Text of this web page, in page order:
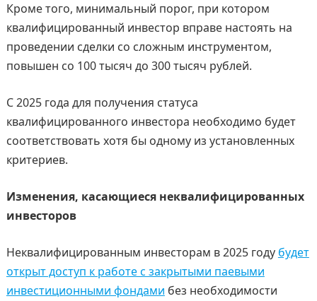
Кроме того, минимальный порог, при котором
квалифицированный инвестор вправе настоять на
проведении сделки со сложным инструментом,
повышен со 100 тысяч до 300 тысяч рублей.
С 2025 года для получения статуса
квалифицированного инвестора необходимо будет
соответствовать хотя бы одному из установленных
критериев.
Изменения, касающиеся неквалифицированных
инвесторов
Неквалифицированным инвесторам в 2025 году будет
открыт доступ к работе с закрытыми паевыми
инвестиционными фондами без необходимости